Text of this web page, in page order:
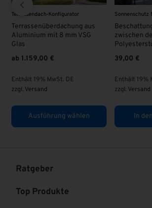
|
VSG - Glas
VSG Glas 8 mm | KLAR |
Enthält 19% MwSt. DE
In den Warenkorb
VSG -
VSG
zzgl.
Ratgeber
Top Produkte